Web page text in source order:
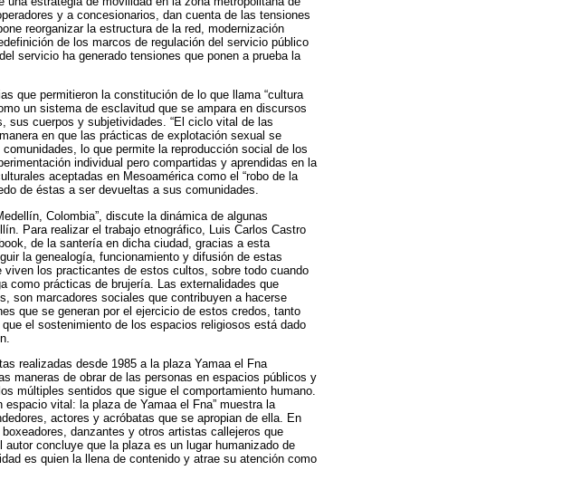
y a concesionarios, dan cuenta de las tensiones
reorganizar la estructura de la red, modernización
de los marcos de regulación del servicio público
servicio ha generado tensiones que ponen a prueba la
que permitieron la constitución de lo que llama “cultura
un sistema de esclavitud que se ampara en discursos
sus cuerpos y subjetividades. “El ciclo vital de las
en que las prácticas de explotación sexual se
lo que permite la reproducción social de los
individual pero compartidas y aprendidas en la
aceptadas en Mesoamérica como el “robo de la
de éstas a ser devueltas a sus comunidades.
Colombia”, discute la dinámica de algunas
Para realizar el trabajo etnográfico, Luis Carlos Castro
de la santería en dicha ciudad, gracias a esta
la genealogía, funcionamiento y difusión de estas
los practicantes de estos cultos, sobre todo cuando
como prácticas de brujería. Las externalidades que
son marcadores sociales que contribuyen a hacerse
que se generan por el ejercicio de estos credos, tanto
el sostenimiento de los espacios religiosos está dado
realizadas desde 1985 a la plaza Yamaa el Fna
maneras de obrar de las personas en espacios públicos y
múltiples sentidos que sigue el comportamiento humano.
vital: la plaza de Yamaa el Fna” muestra la
actores y acróbatas que se apropian de ella. En
danzantes y otros artistas callejeros que
concluye que la plaza es un lugar humanizado de
es quien la llena de contenido y atrae su atención como